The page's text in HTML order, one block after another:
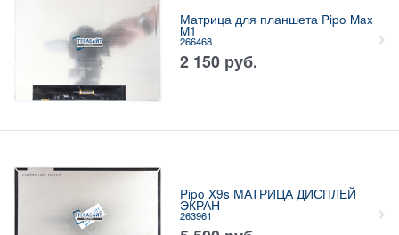
Матрица для планшета Pipo Max
M1
266468
2 150 руб.
Pipo X9s МАТРИЦА ДИСПЛЕЙ
ЭКРАН
263961